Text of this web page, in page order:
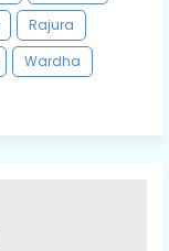
Rajura
Wardha